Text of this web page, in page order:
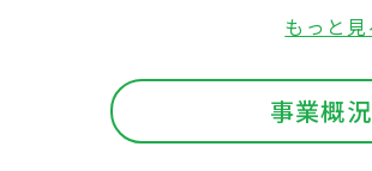
科漁業学
2007年4
2010年7
もっと見
事業概